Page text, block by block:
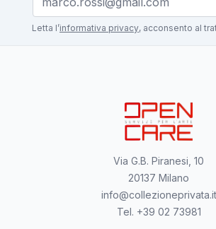
Letta l’informativa privacy, acconsento al
Via G.B. Piranesi, 10
20137 Milano
info@collezioneprivata.it
Tel. +39 02 73981